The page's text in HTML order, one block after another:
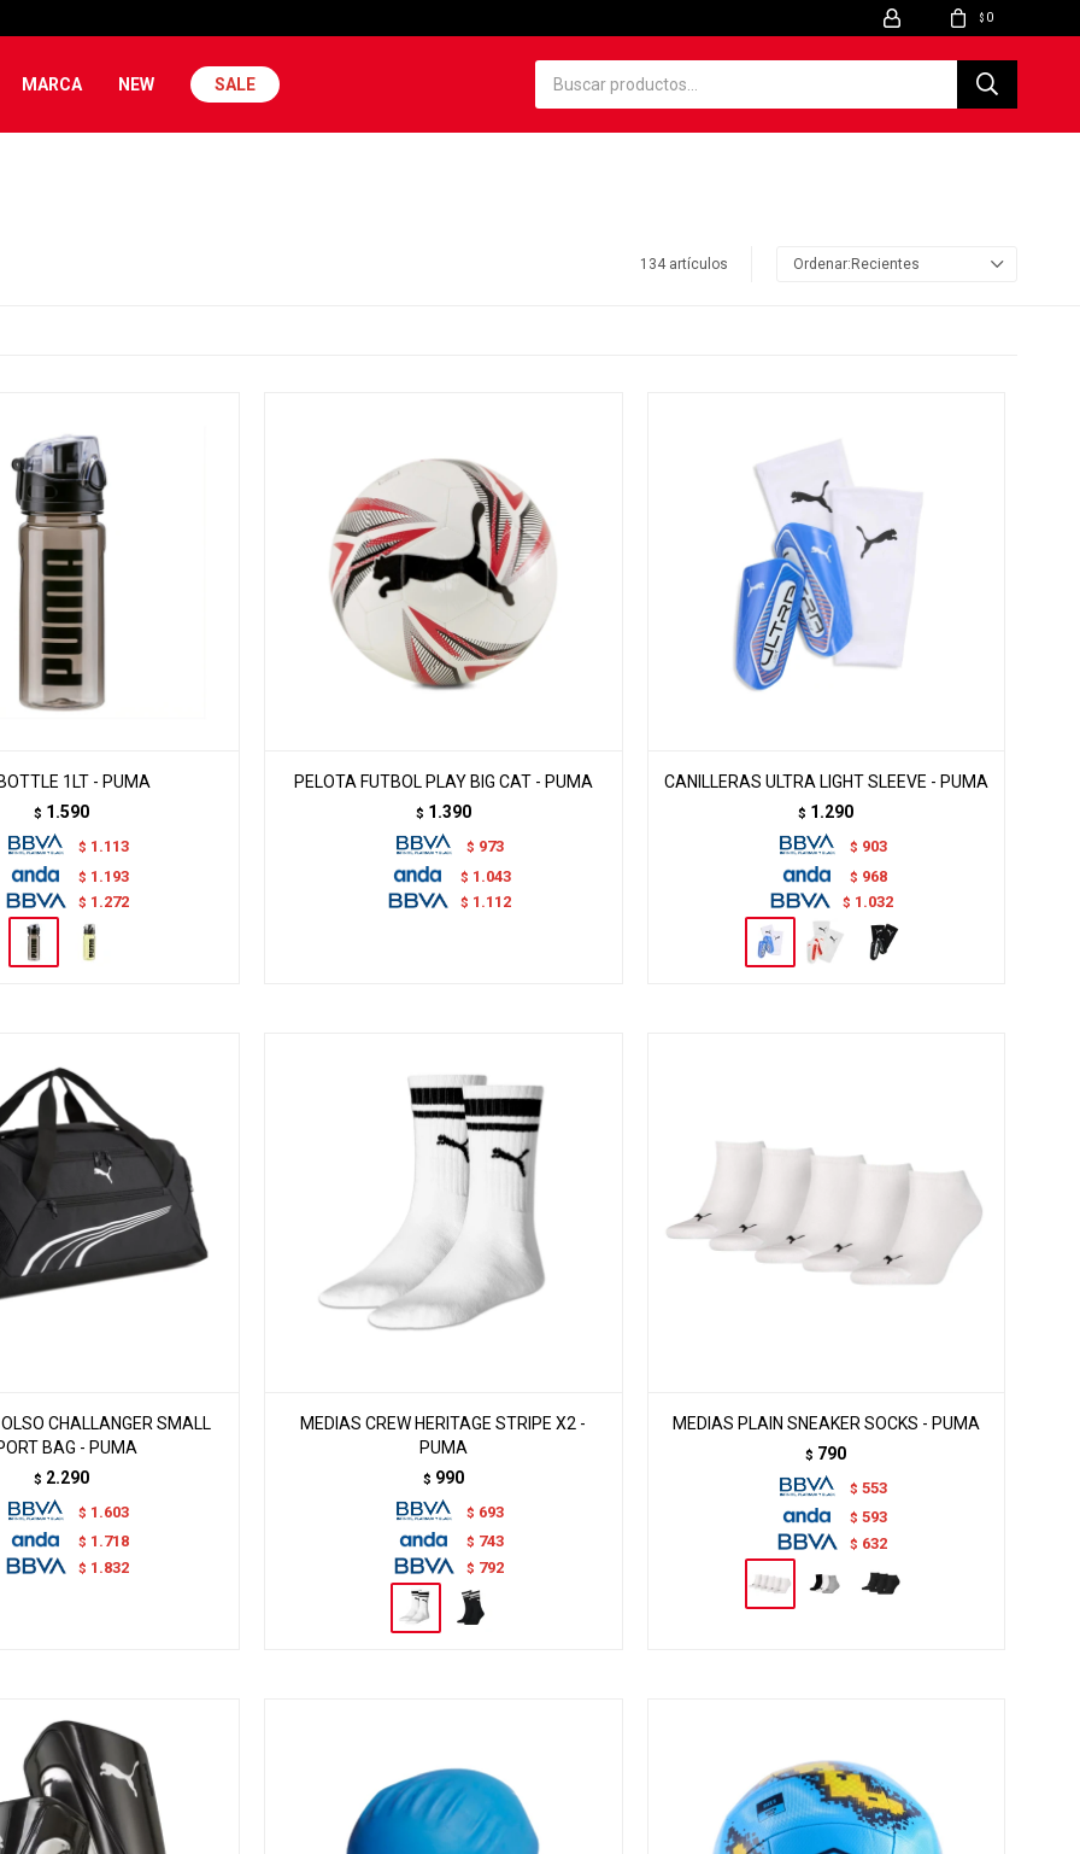
MARCA NEW SALE
$ 0
134 artículos Recientes
1LT - PUMA
$ 1.590
$ 1.113
$ 1.193
$ 1.272
PELOTA FUTBOL PLAY BIG CAT - PUMA
$ 1.390
$ 973
$ 1.043
$ 1.112
CANILLERAS ULTRA LIGHT SLEEVE - PUMA
$ 1.290
$ 903
$ 968
$ 1.032
CHALLANGER SMALL
BAG - PUMA
$ 2.290
$ 1.603
$ 1.718
$ 1.832
MEDIAS CREW HERITAGE STRIPE X2 -
PUMA
$ 990
$ 693
$ 743
$ 792
MEDIAS PLAIN SNEAKER SOCKS - PUMA
$ 790
$ 553
$ 593
$ 632